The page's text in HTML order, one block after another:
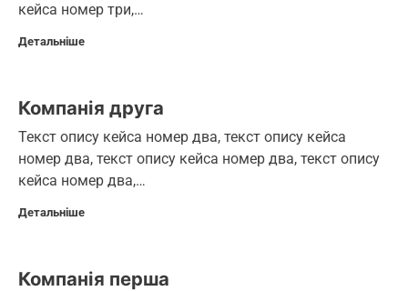
кейса номер три,…
Детальніше
Компанія друга
Текст опису кейса номер два, текст опису кейса
номер два, текст опису кейса номер два, текст опису
кейса номер два,…
Детальніше
Компанія перша